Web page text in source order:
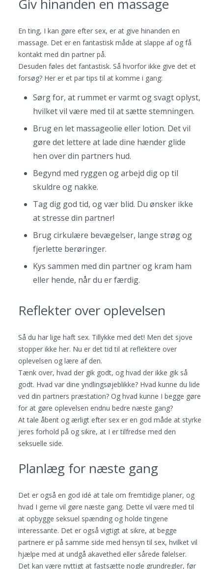
Giv hinanden en massage
En ting, I kan gøre efter sex, er at give hinanden en
massage. Det er en fantastisk måde at slappe af og få
kontakt med din partner på.
Desuden føles det fantastisk. Så hvorfor ikke give det et
forsøg? Her er et par tips til at komme i gang:
Sørg for, at rummet er varmt og svagt oplyst,
hvilket vil være med til at sætte stemningen.
Brug en let massageolie eller lotion. Det vil
gøre det lettere at lade dine hænder glide
hen over din partners hud.
Begynd med ryggen og arbejd dig op til
skuldre og nakke.
Tag dig god tid, og vær blid. Du ønsker ikke
at stresse din partner!
Brug cirkulære bevægelser, lange strøg og
fjerlette berøringer.
Kys sammen med din partner og kram ham
eller hende, når du er færdig.
Reflekter over oplevelsen
Så du har lige haft sex. Tillykke med det! Men det sjove
stopper ikke her. Nu er det tid til at reflektere over
oplevelsen og lære af den.
Tænk over, hvad der gik godt, og hvad der ikke gik så
godt. Hvad var dine yndlingsøjeblikke? Hvad kunne du lide
ved din partners præstation? Og hvad kunne I begge gøre
for at gøre oplevelsen endnu bedre næste gang?
At tale åbent og ærligt efter sex er en god måde at styrke
jeres forhold på og sikre, at I er tilfredse med den
seksuelle side.
Planlæg for næste gang
Det er også en god idé at tale om fremtidige planer, og
hvad I gerne vil gøre næste gang. Dette vil være med til
at opbygge seksuel spænding og holde tingene
interessante. Det er også vigtigt at sikre, at begge
partnere er på samme side med hensyn til sex, hvilket vil
hjælpe med at undgå akavethed eller sårede følelser.
Det kan være nyttigt at fastsætte nogle grundregler, før